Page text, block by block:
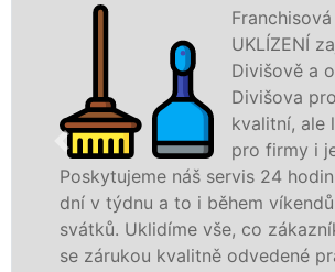
Franchisová síť EXTRA
UKLÍZENÍ zajišťuje v
Divišově a okolí
Divišova profesionální,
kvalitní, ale levný úklid
pro firmy i jednotlivce.
náš servis 24 hodin denně, 7
a to i během víkendů či státních
vše, co zákazník žádá a to
kvalitně odvedené práce.